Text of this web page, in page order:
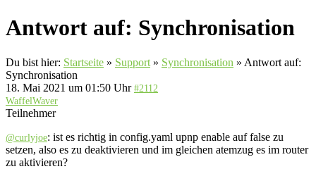
Antwort auf: Synchronisation
Du bist hier: Startseite » Support » Synchronisation » Antwort auf:
Synchronisation
18. Mai 2021 um 01:50 Uhr #2112
WaffelWaver
Teilnehmer
@curlyjoe: ist es richtig in config.yaml upnp enable auf false zu
setzen, also es zu deaktivieren und im gleichen atemzug es im router
zu aktivieren?